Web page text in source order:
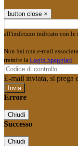
button close ×
all'indirizzo indicato con le
Non hai una e-mail
tramite la Login Spaggiari
E-mail inviata, si prega
Errore
Chiudi
Successo
Chiudi